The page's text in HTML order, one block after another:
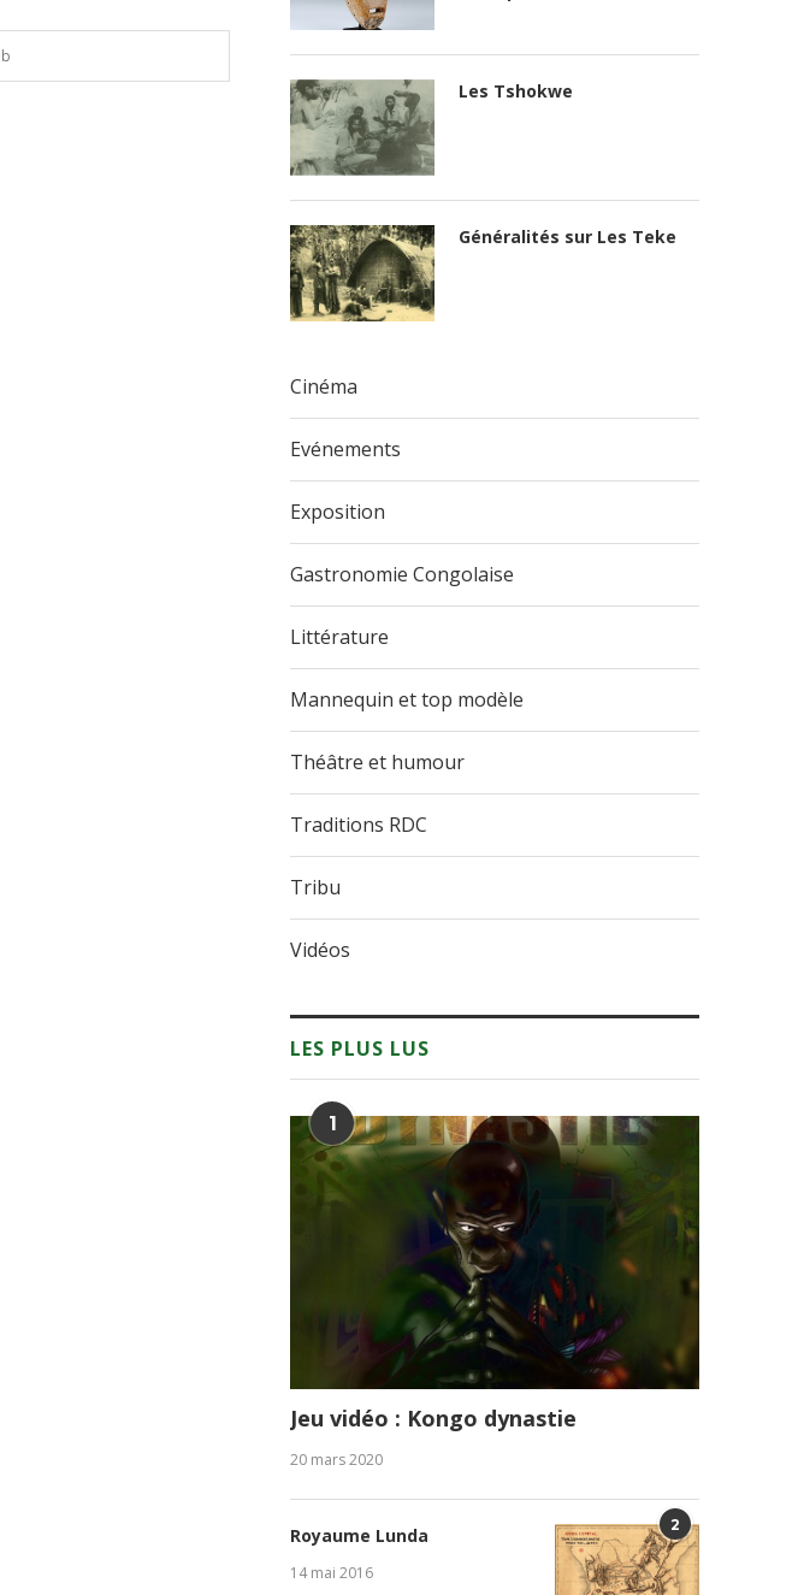
Les Tshokwe
Généralités sur Les Teke
Cinéma
Evénements
Exposition
Gastronomie Congolaise
Littérature
Mannequin et top modèle
Théâtre et humour
Traditions RDC
Tribu
Vidéos
LES PLUS LUS
1
Jeu vidéo : Kongo dynastie
20 mars 2020
2
Royaume Lunda
14 mai 2016